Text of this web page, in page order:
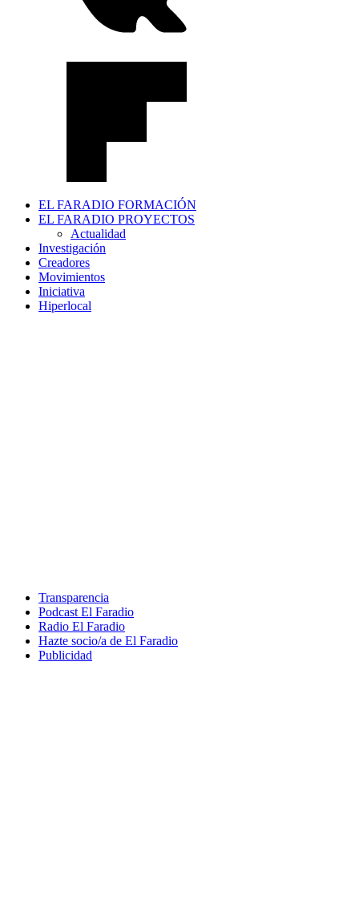
EL FARADIO FORMACIÓN
EL FARADIO PROYECTOS
Actualidad
Investigación
Creadores
Movimientos
Iniciativa
Hiperlocal
Transparencia
Podcast El Faradio
Radio El Faradio
Hazte socio/a de El Faradio
Publicidad